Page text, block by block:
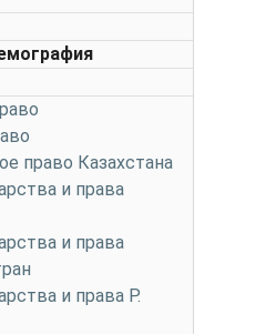
право Казахстана
и права
и права
и права Р.